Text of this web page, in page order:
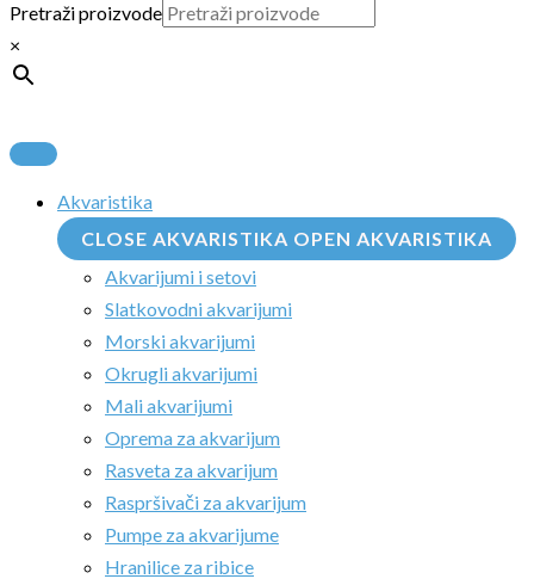
Pretraži proizvode
×
Akvaristika
CLOSE AKVARISTIKA OPEN AKVARISTIKA
Akvarijumi i setovi
Slatkovodni akvarijumi
Morski akvarijumi
Okrugli akvarijumi
Mali akvarijumi
Oprema za akvarijum
Rasveta za akvarijum
Raspršivači za akvarijum
Pumpe za akvarijume
Hranilice za ribice